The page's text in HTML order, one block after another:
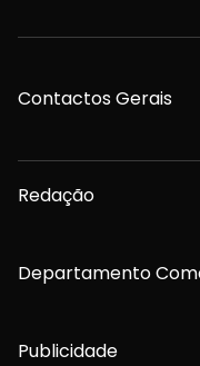
Contactos Gerais
Redação
Departamento
Publicidade